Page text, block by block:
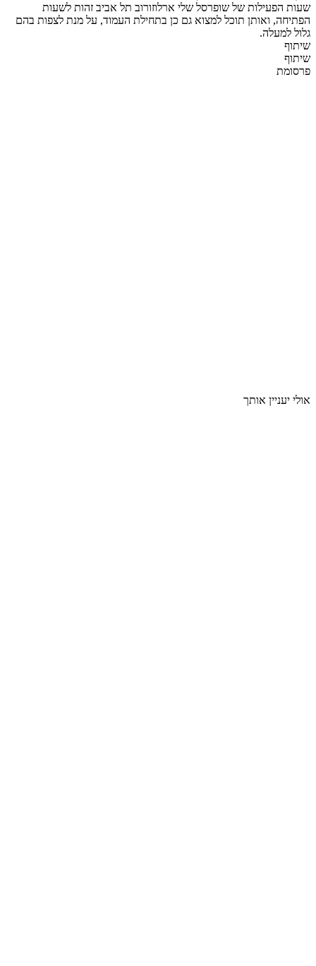
שעות הפעילות של שופרסל שלי ארלוזורוב תל אביב זהות לשעות
הפתיחה, ואותן תוכל למצוא גם כן בתחילת העמוד, על מנת לצפות בהם
גלול למעלה.
שיתוף
שיתוף
פרסומת
אולי יעניין אותך